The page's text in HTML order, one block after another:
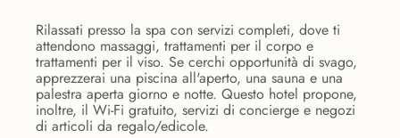
Rilassati presso la spa con servizi completi, dove ti
attendono massaggi, trattamenti per il corpo e
trattamenti per il viso. Se cerchi opportunità di svago,
apprezzerai una piscina all'aperto, una sauna e una
palestra aperta giorno e notte. Questo hotel propone,
inoltre, il Wi-Fi gratuito, servizi di concierge e negozi
di articoli da regalo/edicole.